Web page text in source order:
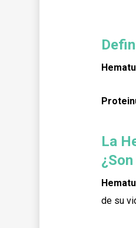
La
¿son
de su